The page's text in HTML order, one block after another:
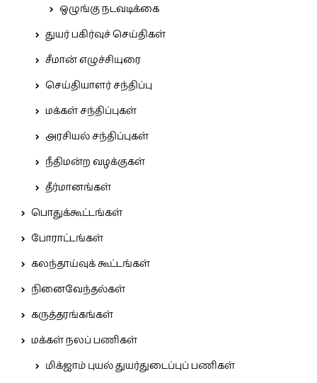
ஒழுங்கு நடவடிக்கை
துயர் பகிர்வுச் செய்திகள்
சீமான் எழுச்சியுரை
செய்தியாளர் சந்திப்பு
மக்கள் சந்திப்புகள்
அரசியல் சந்திப்புகள்
நீதிமன்ற வழக்குகள்
தீர்மானங்கள்
பொதுக்கூட்டங்கள்
போராட்டங்கள்
கலந்தாய்வுக் கூட்டங்கள்
நினைவேந்தல்கள்
கருத்தரங்கங்கள்
மக்கள் நலப் பணிகள்
மிக்ஜாம் புயல் துயர்துடைப்புப் பணிகள்